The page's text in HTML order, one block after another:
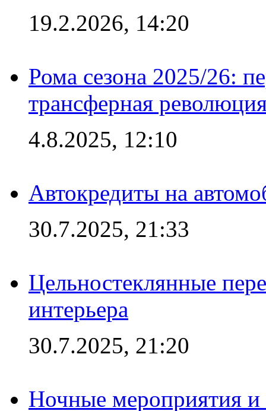
19.2.2026, 14:20
Рома сезона 2025/26:
трансферная
4.8.2025, 12:10
Автокредиты на
30.7.2025, 21:33
Цельностеклянные
интерьера
30.7.2025, 21:20
Ночные мероприятия и